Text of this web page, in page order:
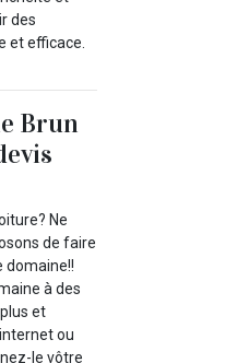
des
et efficace.
Brun
Ne
de faire
domaine!!
à des
et
ou
le vôtre